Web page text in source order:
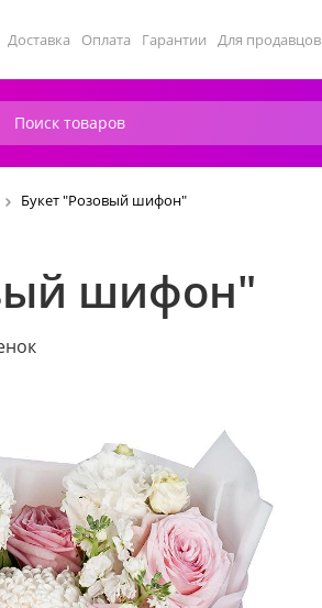
Доставка Оплата Гарантии Для продавцов
Букет "Розовый шифон"
шифон"